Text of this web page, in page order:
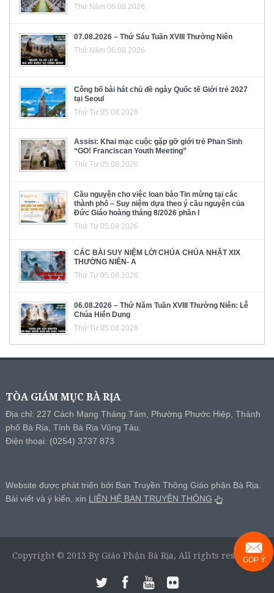
Thứ Năm 06.08.2026
07.08.2026 – Thứ Sáu Tuần XVIII Thường Niên
Thứ Năm 06.08.2026
Công bố bài hát chủ đề ngày Quốc tế Giới trẻ 2027
tại Seoul
Thứ Tư 05.08.2026
Assisi: Khai mạc cuộc gặp gỡ giới trẻ Phan Sinh
“GO! Franciscan Youth Meeting”
Thứ Tư 05.08.2026
Cầu nguyện cho việc loan báo Tin mừng tại các
thành phố – Suy niệm dựa theo ý cầu nguyện của
Đức Giáo hoàng tháng 8/2026 phần I
Thứ Tư 05.08.2026
CÁC BÀI SUY NIỆM LỜI CHÚA CHÚA NHẬT XIX
THƯỜNG NIÊN- A
Thứ Tư 05.08.2026
06.08.2026 – Thứ Năm Tuần XVIII Thường Niên: Lễ
Chúa Hiển Dung
Thứ Tư 05.08.2026
TÒA GIÁM MỤC BÀ RỊA
Địa chỉ: 227 Cách Mạng Tháng Tám, Phường Phước Hiệp, Thành
phố Bà Rịa, Tỉnh Bà Rịa Vũng Tàu.
Điện thoại: (0254) 3737 873
Website được phát triển bởi Ban Truyền Thông Giáo phận Bà Rịa.
Bài viết và ý kiến, xin LIÊN HỆ BAN TRUYỀN THÔNG
Copyright © 2013 By Giáo Phận Bà Rịa, All rights reserved.
GÓP Ý